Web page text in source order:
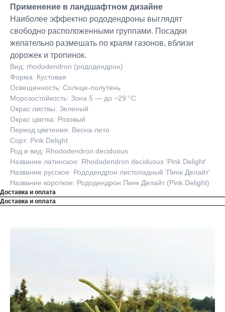
Применение в ландшафтном дизайне
Наиболее эффектно рододендроны выглядят
свободно расположенными группами. Посадки
желательно размешать по краям газонов, вблизи
дорожек и тропинок.
Вид: rhododendron (рододендрон)
Форма: Кустовая
Освещенность: Солнце-полутень
Морозостойкость: Зона 5 — до −29 °C
Окрас листвы: Зеленый
Окрас цветка: Розовый
Период цветения: Весна-лето
Сорт: Pink Delight
Род и вид: Rhododendron deciduous
Название латинское: Rhododendron deciduous 'Pink Delight'
Название русское: Рододендрон листопадный 'Пинк Делайт'
Название короткое: Рододендрон Пинк Делайт (Pink Delight)
Доставка и оплата
Доставка и оплата